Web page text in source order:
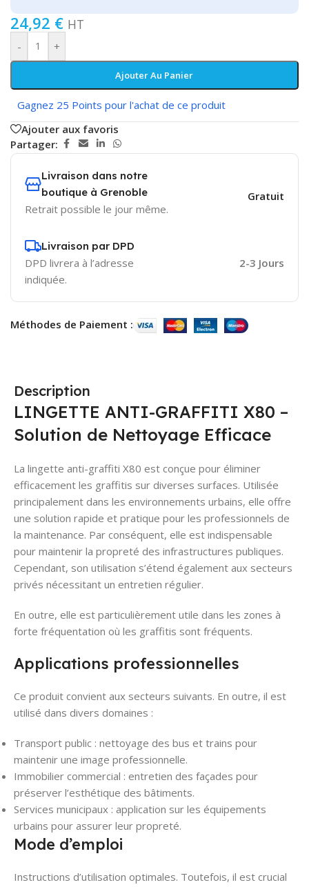
24,92 € HT
- +
Ajouter Au Panier
Gagnez 25 Points pour l'achat de ce produit
Ajouter aux favoris
Partager:
Livraison dans notre
boutique à Grenoble
Retrait possible le jour même.
Gratuit
Livraison par DPD
DPD livrera à l’adresse
indiquée.
2-3 Jours
Méthodes de Paiement :
Description
LINGETTE ANTI-GRAFFITI X80 –
Solution de Nettoyage Efficace
La lingette anti-graffiti X80 est conçue pour éliminer
efficacement les graffitis sur diverses surfaces. Utilisée
principalement dans les environnements urbains, elle offre
une solution rapide et pratique pour les professionnels de
la maintenance. Par conséquent, elle est indispensable
pour maintenir la propreté des infrastructures publiques.
Cependant, son utilisation s’étend également aux secteurs
privés nécessitant un entretien régulier.
En outre, elle est particulièrement utile dans les zones à
forte fréquentation où les graffitis sont fréquents.
Applications professionnelles
Ce produit convient aux secteurs suivants. En outre, il est
utilisé dans divers domaines :
Transport public : nettoyage des bus et trains pour
maintenir une image professionnelle.
Immobilier commercial : entretien des façades pour
préserver l’esthétique des bâtiments.
Services municipaux : application sur les équipements
urbains pour assurer leur propreté.
Mode d’emploi
Instructions d’utilisation optimales. Toutefois, il est crucial